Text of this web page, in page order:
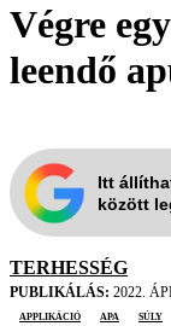
Végre
leendő
Itt
között
TERHESSÉG
PUBLIKÁLÁS: 2022.
applikáció
apa súly